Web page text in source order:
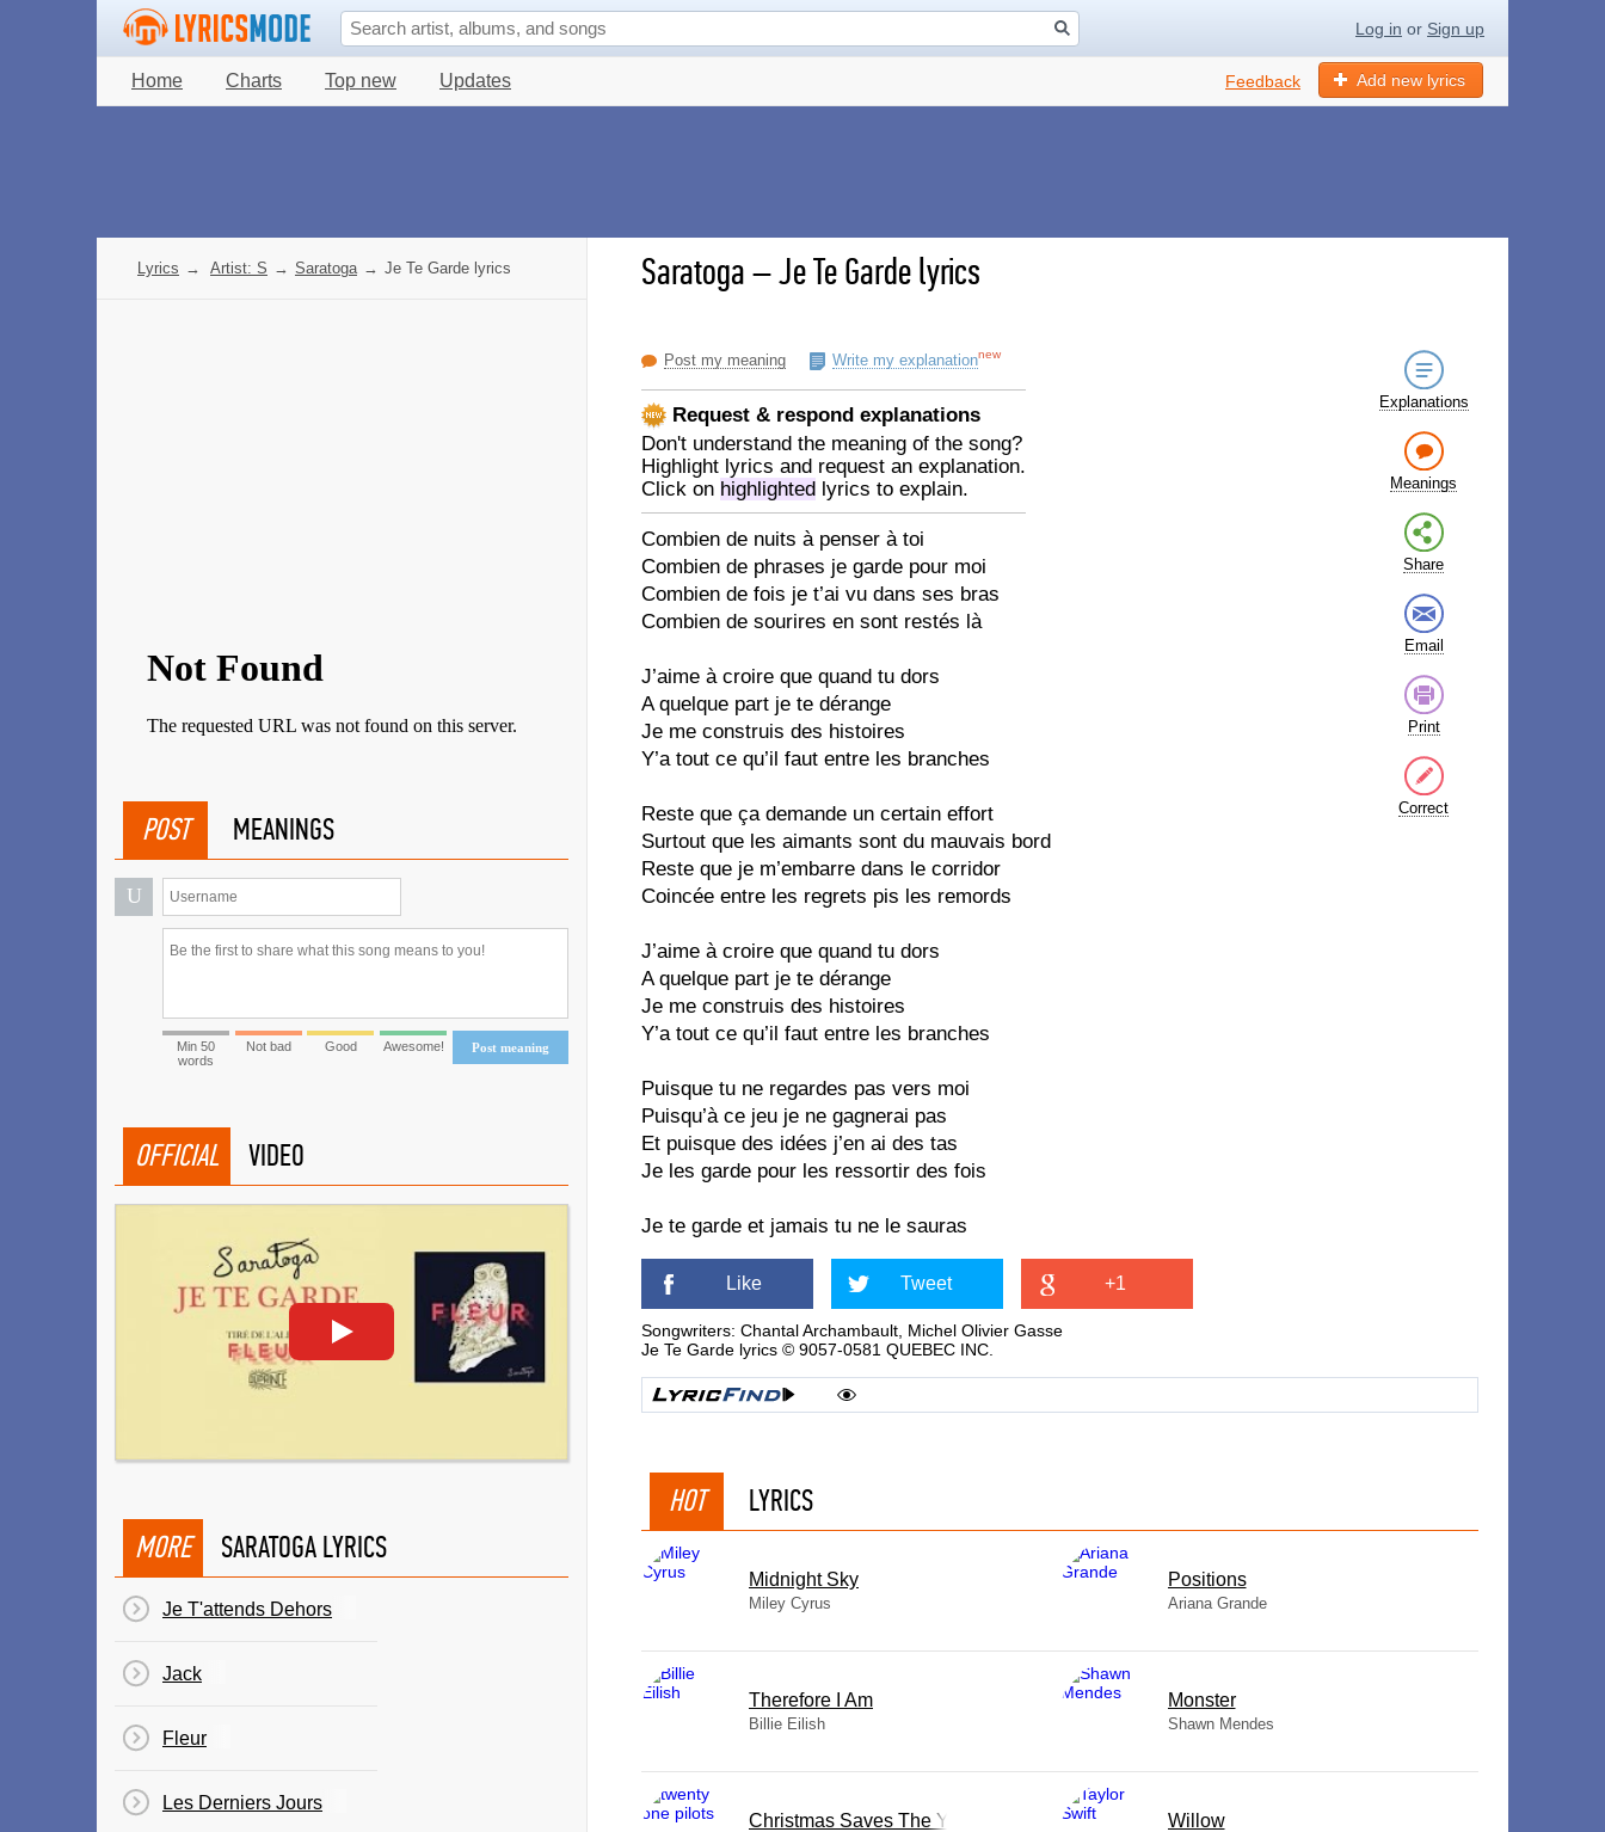
Log in or Sign up
Home Charts Top new Updates Add new lyrics
Feedback
Saratoga–Je Te Garde lyrics
Post my meaning Write my explanationnew
Request & respond explanations
Don't understand the meaning of the song?
Highlight lyrics and request an explanation.
Click on highlighted lyrics to explain.
Combien de nuits à penser à toi
Combien de phrases je garde pour moi
Combien de fois je t’ai vu dans ses bras
Combien de sourires en sont restés là
J’aime à croire que quand tu dors
A quelque part je te dérange
Je me construis des histoires
Y’a tout ce qu’il faut entre les branches
Reste que ça demande un certain effort
Surtout que les aimants sont du mauvais bord
Reste que je m’embarre dans le corridor
Coincée entre les regrets pis les remords
J’aime à croire que quand tu dors
A quelque part je te dérange
Je me construis des histoires
Y’a tout ce qu’il faut entre les branches
Puisque tu ne regardes pas vers moi
Puisqu’à ce jeu je ne gagnerai pas
Et puisque des idées j’en ai des tas
Je les garde pour les ressortir des fois
Je te garde et jamais tu ne le sauras
Explanations
Meanings
Share
Email
Print
Correct
Like Tweet +1
Songwriters: Chantal Archambault, Michel Olivier Gasse
Je Te Garde lyrics © 9057-0581 QUEBEC INC.
HOT LYRICS
Midnight Sky
Miley Cyrus
​Positions
Ariana Grande
Therefore I Am
Billie Eilish
Monster
Shawn Mendes
Christmas Saves The Year Willow
Lyrics → Artist: S → Saratoga → Je Te Garde lyrics
POST MEANINGS
U
Post meaning
Min 50
words
Not bad Good Awesome!
OFFICIAL VIDEO
MORE SARATOGA LYRICS
Je T'attends Dehors
Jack
Fleur
Les Derniers Jours